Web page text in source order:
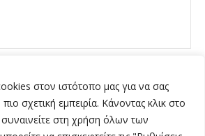
στον ιστότοπο μας για να σας
σχετική εμπειρία. Κάνοντας κλικ στο
στη χρήση όλων των